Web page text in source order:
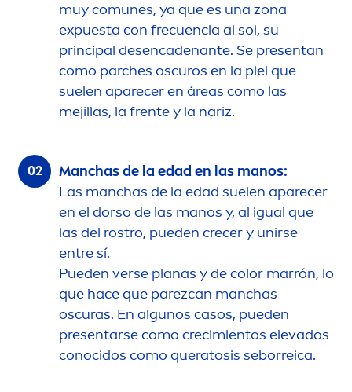
muy comunes, ya que es una zona
expuesta con frecuencia al sol, su
principal desencadenante. Se presentan
como parches oscuros en la piel que
suelen aparecer en áreas como las
mejillas, la frente y la nariz.
Manchas de la edad en las manos:
Las manchas de la edad suelen aparecer
en el dorso de las manos y, al igual que
las del rostro, pueden crecer y unirse
entre sí.
Pueden verse planas y decolor marrón, lo
que hace que parezcan manchas
oscuras. En algunos casos, pueden
presentarse como crecimientos elevados
conocidos como queratosis seborreica.